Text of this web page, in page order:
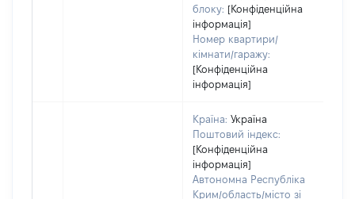
блоку: [Конфіденційна
інформація]
Номер квартири/
кімнати/гаражу:
[Конфіденційна
інформація]
Країна: Україна
Поштовий індекс:
[Конфіденційна
інформація]
Автономна Республіка
Крим/область/місто зі